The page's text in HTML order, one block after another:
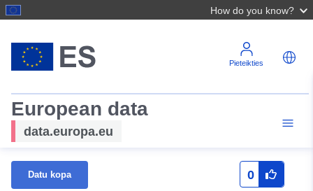
How do you know?
Pieteikties
European data
data.europa.eu
Datu kopa 0